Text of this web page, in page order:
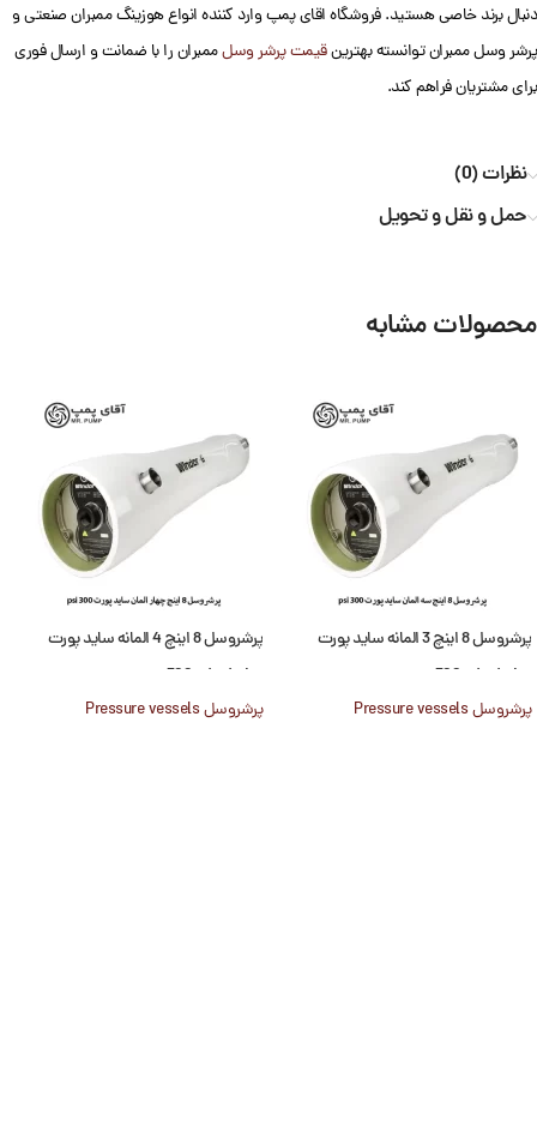
دنبال برند خاصی هستید. فروشگاه اقای پمپ وارد کننده انواع هوزینگ ممبران صنعتی و
پرشر وسل ممبران توانسته بهترینقیمت پرشر وسلممبران را با ضمانت و ارسال فوری
برای مشتریان فراهم کند.
نظرات (0)
حمل و نقل و تحویل
محصولات مشابه
پرشروسل 8 اینچ 3 المانه ساید پورت
300psi winder
پرشروسل Pressure vessels
پرشروسل 8 اینچ 4 المانه ساید پورت
300psi winder
پرشروسل Pressure vessels